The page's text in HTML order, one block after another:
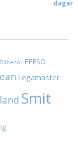
EFESO
Legamaster
Smit